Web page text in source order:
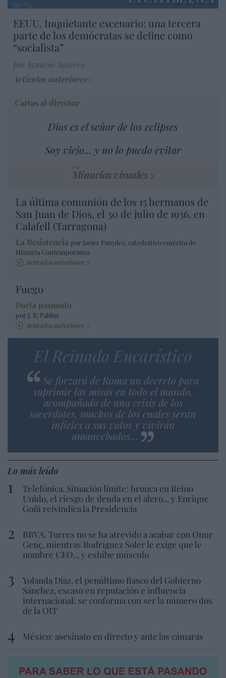
EEUU. Inquietante escenario: una tercera
parte de los demócratas se define como
“socialista”
Artículos anteriores
Cartas al director
Dios es el señor de los eclipses
Soy viejo... y no lo puedo evitar
Minucias visuales
La última comunión de los 15 hermanos de
San Juan de Dios, el 30 de julio de 1936, en
Calafell (Tarragona)
La Resistencia por Javier Paredes, catedrático emérito de
Historia Contemporánea
Artículos anteriores
Fuego
Poeta pasmado
por J. R. Pablos
Artículos anteriores
El Reinado Eucarístico
Se forzará de Roma un decreto para
suprimir las misas en todo el mundo,
acompañado de una crisis de los
sacerdotes, muchos de los cuales serán
infieles a sus votos y vivirán
amancebados…
Lo más leído
Telefónica. Situación límite: bronca en Reino
Unido, el riesgo de deuda en el alero... y Enrique
Goñi reivindica la Presidencia
BBVA. Torres no se ha atrevido a acabar con Onur
Genç, mientras Rodríguez Soler le exige que le
nombre CEO... y exhibe músculo
Yolanda Díaz, el penúltimo fiasco del Gobierno
Sánchez, escaso en reputación e influencia
internacional: se conforma con ser la número dos
de la OIT
México: asesinato en directo y ante las cámaras